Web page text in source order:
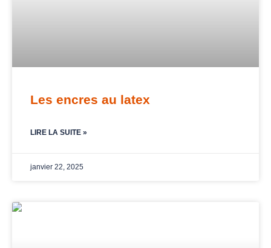
Les encres au latex
LIRE LA SUITE »
janvier 22, 2025